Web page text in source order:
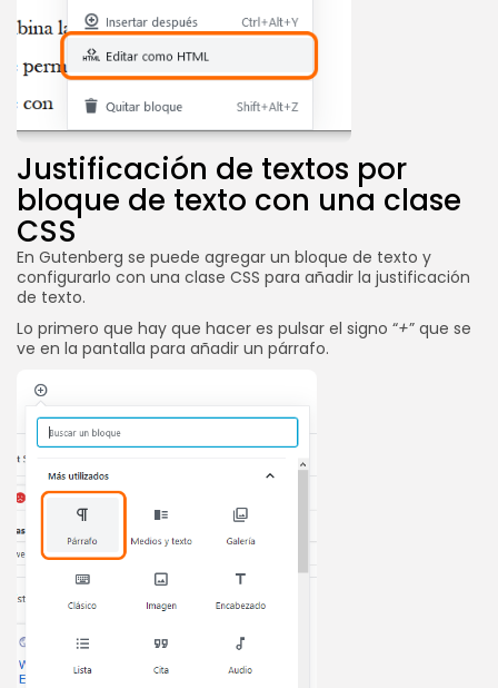
Justificación de textos por
bloque de texto con una clase
CSS
En Gutenberg se puede agregar un bloque de texto y
configurarlo con una clase CSS para añadir la justificación
de texto.
Lo primero que hay que hacer es pulsar el signo “+” que se
ve en la pantalla para añadir un párrafo.